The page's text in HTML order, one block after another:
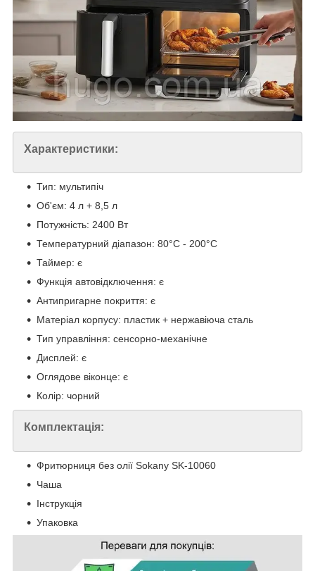
Характеристики:
Тип: мультипіч
Об'єм: 4 л + 8,5 л
Потужність: 2400 Вт
Температурний діапазон: 80°C - 200°C
Таймер: є
Функція автовідключення: є
Антипригарне покриття: є
Матеріал корпусу: пластик + нержавіюча сталь
Тип управління: сенсорно-механічне
Дисплей: є
Оглядове віконце: є
Колір: чорний
Комплектація:
Фритюрниця без олії Sokany SK-10060
Чаша
Інструкція
Упаковка